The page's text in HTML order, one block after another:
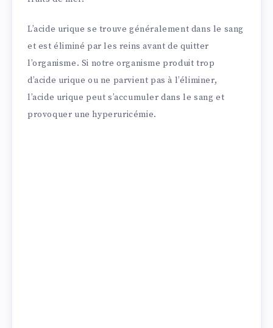
L’acide urique se trouve généralement dans le sang
et est éliminé par les reins avant de quitter
l’organisme. Si notre organisme produit trop
d’acide urique ou ne parvient pas à l’éliminer,
l’acide urique peut s’accumuler dans le sang et
provoquer une hyperuricémie.